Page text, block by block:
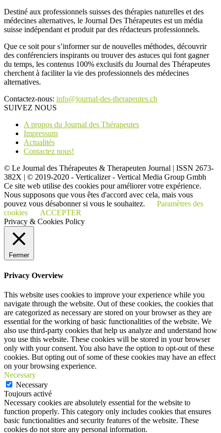
Destiné aux professionnels suisses des thérapies naturelles et des
médecines alternatives, le Journal Des Thérapeutes est un média
suisse indépendant et produit par des rédacteurs professionnels.
Que ce soit pour s’informer sur de nouvelles méthodes, découvrir
des conférenciers inspirants ou trouver des astuces qui font gagner
du temps, les contenus 100% exclusifs du Journal des Thérapeutes
cherchent à faciliter la vie des professionnels des médecines
alternatives.
Contactez-nous: info@journal-des-therapeutes.ch
SUIVEZ NOUS
A propos du Journal des Thérapeutes
Impressum
Actualités
Contactez nous!
© Le Journal des Thérapeutes & Therapeuten Journal | ISSN 2673-
382X | © 2019-2020 - Verticalizer - Vertical Media Group Gmbh
Ce site web utilise des cookies pour améliorer votre expérience.
Nous supposons que vous êtes d'accord avec cela, mais vous
pouvez vous désabonner si vous le souhaitez.
Paramètres des
cookies
ACCEPTER
Privacy & Cookies Policy
Fermer
Privacy Overview
This website uses cookies to improve your experience while you
navigate through the website. Out of these cookies, the cookies that
are categorized as necessary are stored on your browser as they are
essential for the working of basic functionalities of the website. We
also use third-party cookies that help us analyze and understand how
you use this website. These cookies will be stored in your browser
only with your consent. You also have the option to opt-out of these
cookies. But opting out of some of these cookies may have an effect
on your browsing experience.
Necessary
Necessary
Toujours activé
Necessary cookies are absolutely essential for the website to
function properly. This category only includes cookies that ensures
basic functionalities and security features of the website. These
cookies do not store any personal information.